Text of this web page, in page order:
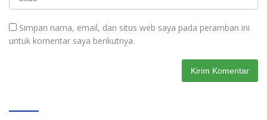
Simpan nama, email, dan situs web saya pada peramban ini
untuk komentar saya berikutnya.